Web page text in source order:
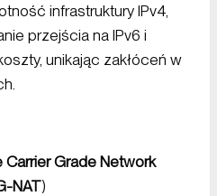
infrastruktury IPv4,
przejścia na IPv6 i
unikając zakłóceń w
Grade Network
NAT)